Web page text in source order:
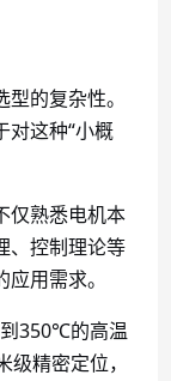
的复杂性。
对这种“小概
仅熟悉电机本
、控制理论等
用需求。
350℃的高温
精密定位，